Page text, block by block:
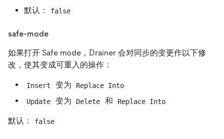
默认：
false
safe-mode
如果打开 Safe mode，Drainer 会对同步的变更作以下修
改，使其变成可重入的操作：
Insert 变为
Replace Into
Update
变为 Delete 和 Replace Into
默认： false